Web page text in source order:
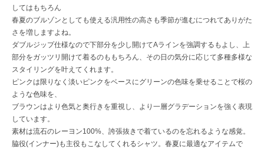
してはもちろん
春夏のブルゾンとしても使える汎用性の高さも季節が進むにつれてありがた
さを増しますよね。
ダブルジップ仕様なので下部分を少し開けてAラインを強調するもよし、上
部分をガッツリ開けて着るのももちろん、その日の気分に応じて多種多様な
スタイリングを叶えてくれます。
ピンクは限りなく淡いピンクをベースにグリーンの色味を乗せることで桜の
ような色味を、
ブラウンはより色気と奥行きを重視し、より一層グラデーションを強く表現
しています。
素材は流石のレーヨン100%、誇張抜きで着ているのを忘れるような感覚。
脇役(インナー)も主役もこなしてくれるシャツ。春夏に最適なアイテムで